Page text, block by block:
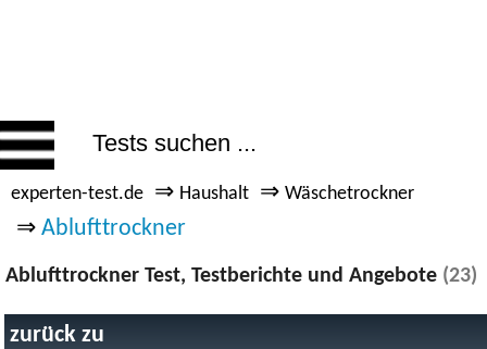
experten-test.de ⇒ Haushalt ⇒ Wäschetrockner
⇒ Ablufttrockner
Ablufttrockner Test, Testberichte und Angebote (23)
zurück zu